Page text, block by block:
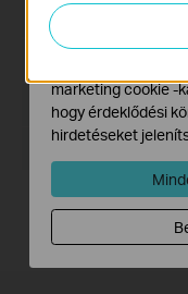
Kiadás dátuma:
Fájlméret:14.6 MB
Operációs
elemezzük
javítsuk és
marketing cookie -
hogy érdeklődési
hirdetéseket